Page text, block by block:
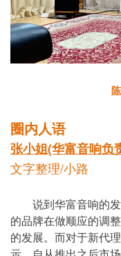
圈内人语
张小姐(华富音响负
文字整理/小路
说到华富音响的
的品牌在做顺应的调
的发展。而对于新代